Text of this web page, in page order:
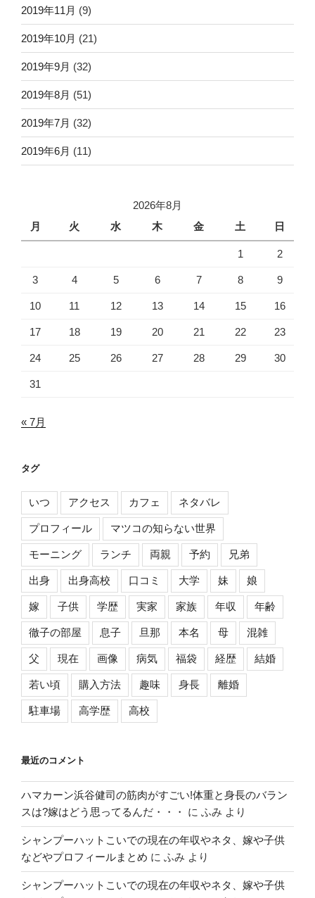
2019年11月 (9)
2019年10月 (21)
2019年9月 (32)
2019年8月 (51)
2019年7月 (32)
2019年6月 (11)
2026年8月
月
火 水 木 金 土 日
1 2
3 4 5 6 7 8 9
10 11 12 13 14 15 16
17 18 19 20 21 22 23
24 25 26 27 28 29 30
31
« 7月
タグ
いつ アクセス カフェ ネタバレ
プロフィール マツコの知らない世界
モーニング ランチ 両親 予約 兄弟
出身 出身高校 口コミ 大学 妹 娘
嫁 子供 学歴 実家 家族 年収 年齢
徹子の部屋 息子 旦那 本名 母 混雑
父 現在 画像 病気 福袋 経歴 結婚
若い頃 購入方法 趣味 身長 離婚
駐車場 高学歴 高校
最近のコメント
ハマカーン浜谷健司の筋肉がすごい!体重と身長のバラン
スは?嫁はどう思ってるんだ・・・
に ふみ より
シャンプーハットこいでの現在の年収やネタ、嫁や子供
などやプロフィールまとめ に ふみ より
シャンプーハットこいでの現在の年収やネタ、嫁や子供